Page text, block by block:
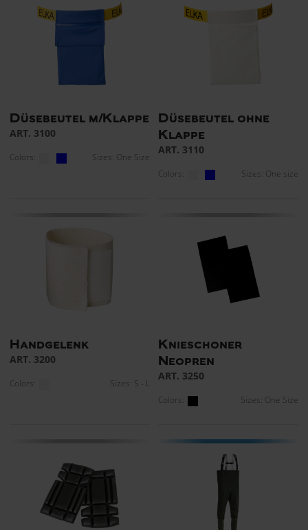
Düsebeutel m/Klappe
ART. 3100
Colors: Sizes: One Size
Düsebeutel ohne
Klappe
ART. 3110
Colors: Sizes: One size
Handgelenk
ART. 3200
Colors: Sizes: S - L
Knieschoner
Neopren
ART. 3250
Colors: Sizes: One Size